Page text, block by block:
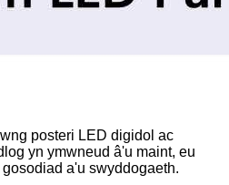
posteri LED digidol ac
yn ymwneud â'u maint, eu
a'u swyddogaeth.